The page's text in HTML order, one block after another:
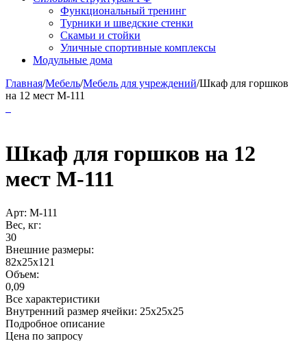
Функциональный тренинг
Турники и шведские стенки
Скамьи и стойки
Уличные спортивные комплексы
Модульные дома
Главная/Мебель/Мебель для учреждений/Шкаф для горшков
на 12 мест М-111
Шкаф для горшков на 12
мест М-111
Арт: М-111
Вес, кг:
30
Внешние размеры:
82x25x121
Объем:
0,09
Все характеристики
Внутренний размер ячейки: 25х25х25
Подробное описание
Цена по запросу